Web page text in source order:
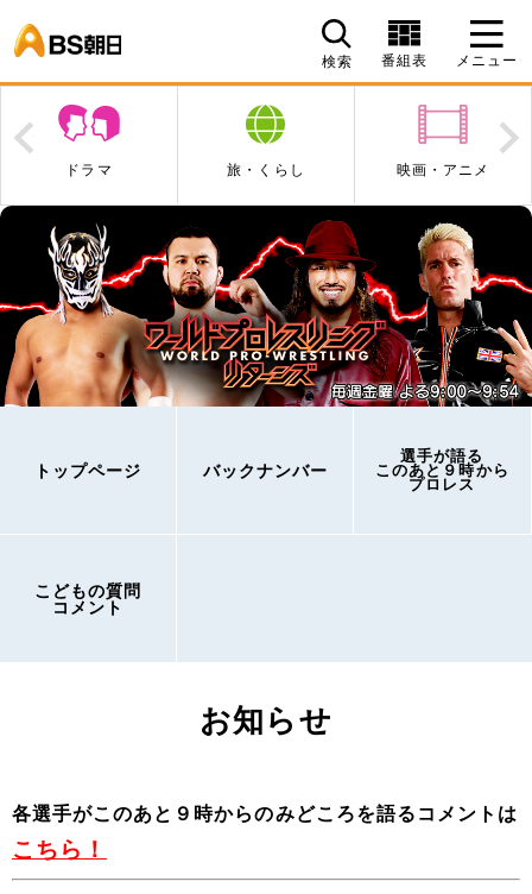
検索 番組表 メニュー
ドラマ 旅・くらし 映画・アニメ
Prev
トップページ バックナンバー
選手が語る
このあと９時から
プロレス
こどもの質問
コメント
お知らせ
各選手がこのあと９時からのみどころを語るコメントは
こちら！